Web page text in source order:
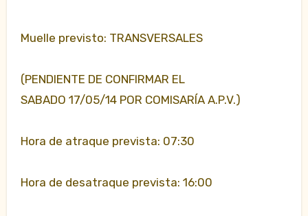
Muelle previsto: TRANSVERSALES
(PENDIENTE DE CONFIRMAR EL
SABADO 17/05/14 POR COMISARÍA A.P.V.)
Hora de atraque prevista: 07:30
Hora de desatraque prevista: 16:00